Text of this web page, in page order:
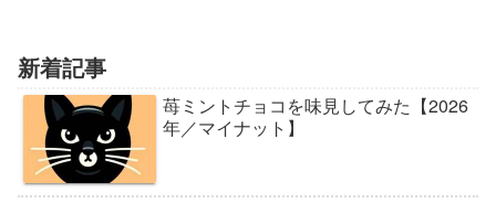
新着記事
苺ミントチョコを味見してみた【2026
年／マイナット】